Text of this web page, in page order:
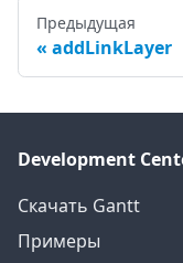
Предыдущая
addLinkLayer
Development
Скачать Gantt
Примеры